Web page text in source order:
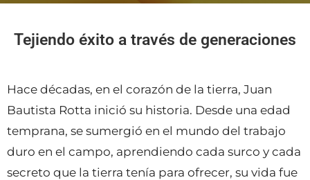
Tejiendo éxito a través de generaciones
Hace décadas, en el corazón de la tierra, Juan
Bautista Rotta inició su historia. Desde una edad
temprana, se sumergió en el mundo del trabajo
duro en el campo, aprendiendo cada surco y cada
secreto que la tierra tenía para ofrecer, su vida fue